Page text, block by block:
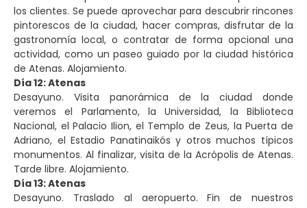
los clientes. Se puede aprovechar para descubrir rincones
pintorescos de la ciudad, hacer compras, disfrutar de la
gastronomía local, o contratar de forma opcional una
actividad, como un paseo guiado por la ciudad histórica
de Atenas. Alojamiento.
Día 12: Atenas
Desayuno. Visita panorámica de la ciudad donde
veremos el Parlamento, la Universidad, la Biblioteca
Nacional, el Palacio Ilion, el Templo de Zeus, la Puerta de
Adriano, el Estadio Panatinaikós y otros muchos típicos
monumentos. Al finalizar, visita de la Acrópolis de Atenas.
Tarde libre. Alojamiento.
Día 13: Atenas
Desayuno. Traslado al aeropuerto. Fin de nuestros